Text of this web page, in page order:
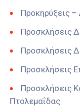
Προκηρύξεις
Προσκλήσεις
Προσκλήσεις
Προσκλήσεις
Προσκλήσεις
Πτολεμαΐδας